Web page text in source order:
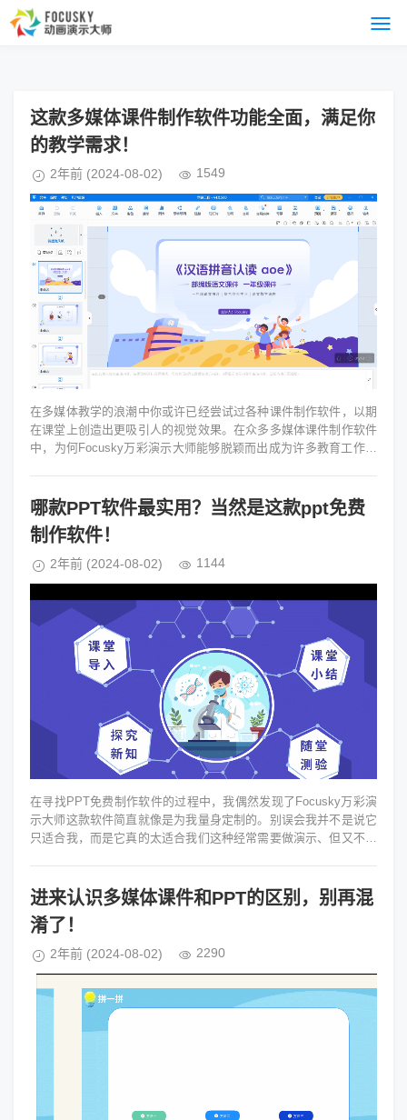
这款多媒体课件制作软件功能全面，满足你
的教学需求！
2年前 (2024-08-02) 1549
在多媒体教学的浪潮中你或许已经尝试过各种课件制作软件，以期
在课堂上创造出更吸引人的视觉效果。在众多多媒体课件制作软件
中，为何Focusky万彩演示大师能够脱颖而出成为许多教育工作者
哪款PPT软件最实用？当然是这款ppt免费
制作软件！
2年前 (2024-08-02) 1144
在寻找PPT免费制作软件的过程中，我偶然发现了Focusky万彩演
示大师这款软件简直就像是为我量身定制的。别误会我并不是说它
只适合我，而是它真的太适合我们这种经常需要做演示、但又不想
进来认识多媒体课件和PPT的区别，别再混
淆了！
2年前 (2024-08-02) 2290